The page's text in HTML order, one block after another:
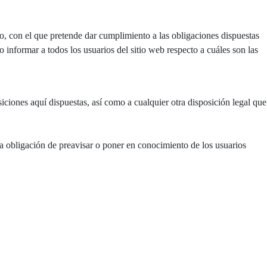
el que pretende dar cumplimiento a las obligaciones dispuestas
a todos los usuarios del sitio web respecto a cuáles son las
aquí dispuestas, así como a cualquier otra disposición legal que
de preavisar o poner en conocimiento de los usuarios